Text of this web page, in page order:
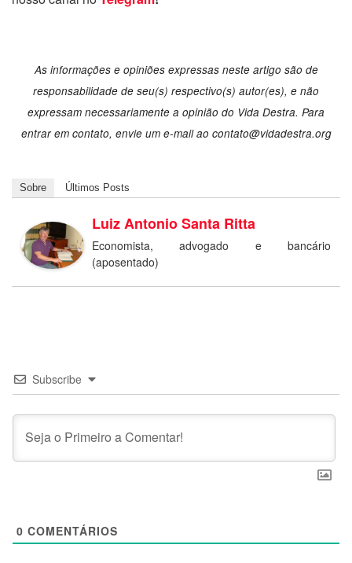
As informações e opiniões expressas neste artigo são de
responsabilidade de seu(s) respectivo(s) autor(es), e não
expressam necessariamente a opinião do Vida Destra. Para
entrar em contato, envie um e-mail ao contato@vidadestra.org
Sobre Últimos Posts
Luiz Antonio Santa Ritta
Economista, advogado e bancário
(aposentado)
Subscribe
0 COMENTÁRIOS